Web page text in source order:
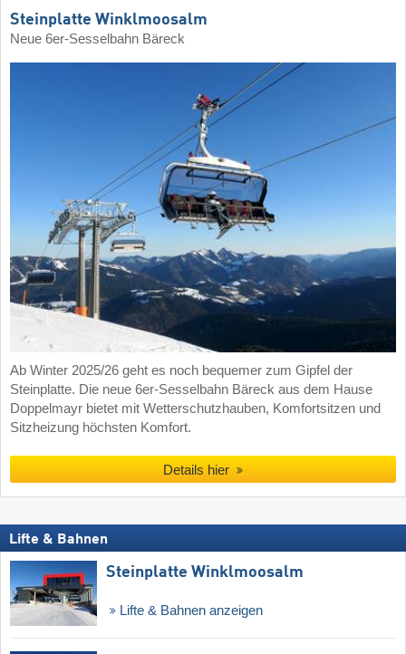
Steinplatte Winklmoosalm
Neue 6er-Sesselbahn Bäreck
Ab Winter 2025/26 geht es noch bequemer zum Gipfel der
Steinplatte. Die neue 6er-Sesselbahn Bäreck aus dem Hause
Doppelmayr bietet mit Wetterschutzhauben, Komfortsitzen und
Sitzheizung höchsten Komfort.
Details hier
Lifte & Bahnen
Steinplatte Winklmoosalm
Lifte & Bahnen anzeigen